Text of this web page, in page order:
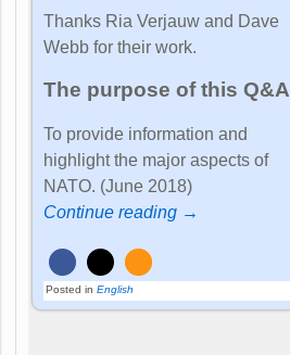
Thanks Ria Verjauw and Dave
Webb for their work.
The purpose of this Q&A
To provide information and
highlight the major aspects of
NATO. (June 2018)
Continue reading →
Posted in English